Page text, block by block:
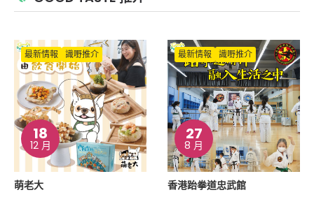
18
12 月
最新情報 識嘢推介
萌老大
27
8 月
最新情報 識嘢推介
香港跆拳道忠武館